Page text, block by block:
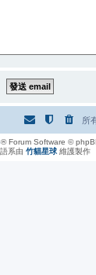
所
® Forum Software ©
系由 竹貓星球 維護製作